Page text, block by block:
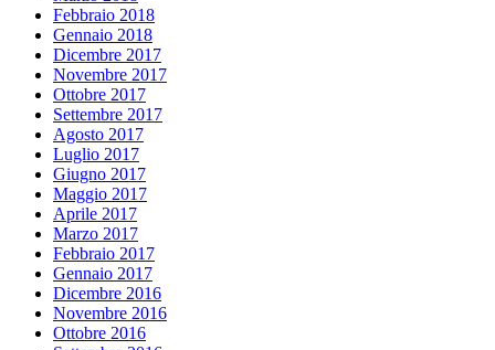
Febbraio 2018
Gennaio 2018
Dicembre 2017
Novembre 2017
Ottobre 2017
Settembre 2017
Agosto 2017
Luglio 2017
Giugno 2017
Maggio 2017
Aprile 2017
Marzo 2017
Febbraio 2017
Gennaio 2017
Dicembre 2016
Novembre 2016
Ottobre 2016